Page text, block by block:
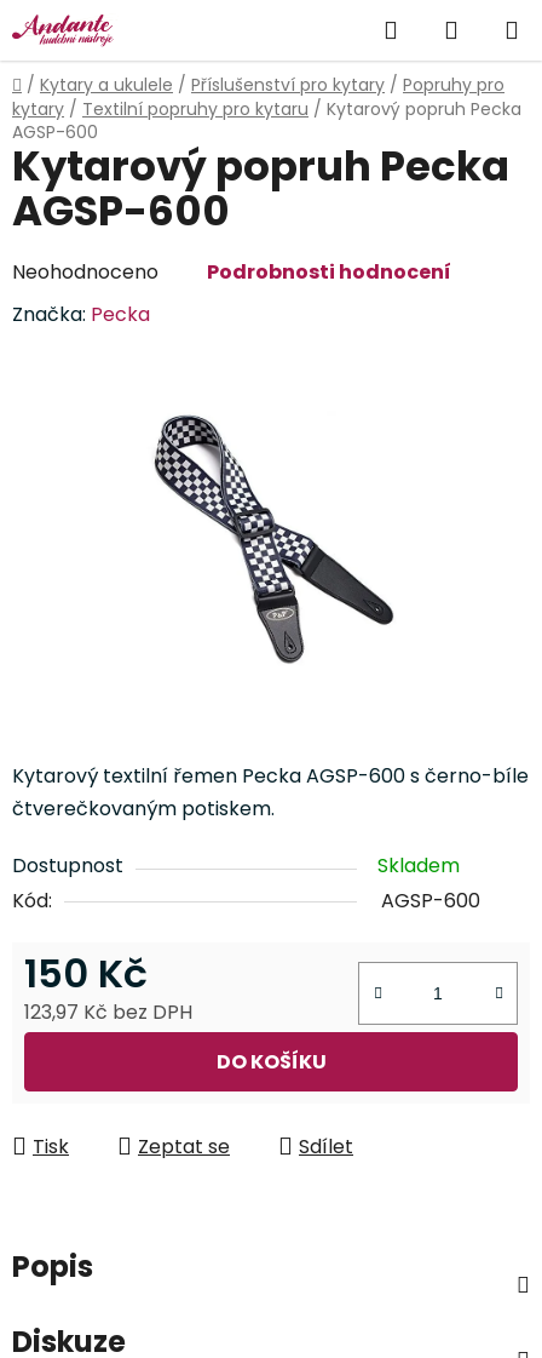
Přejít
na
obsah
Hledat
KOŠÍK
Domů
/ Kytary a ukulele / Příslušenství pro kytary / Popruhy pro
kytary / Textilní popruhy pro kytaru / Kytarový popruh Pecka
AGSP-600
Kytarový textilní řemen Pecka AGSP-600 s černo-bíle
čtverečkovaným potiskem.
Dostupnost
Skladem
Kód:
AGSP-600
150 Kč
123,97 Kč bez DPH
DO KOŠÍKU
Tisk Zeptat se Sdílet
Kytarový popruh Pecka
AGSP-600
Průměrné
produktu
Neohodnoceno
Podrobnosti hodnocení
Značka: Pecka
Popis
Diskuze